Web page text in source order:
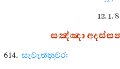
12. 1.
සඤ්ඤා අදස්සන
614. සැවැත්නුවර: